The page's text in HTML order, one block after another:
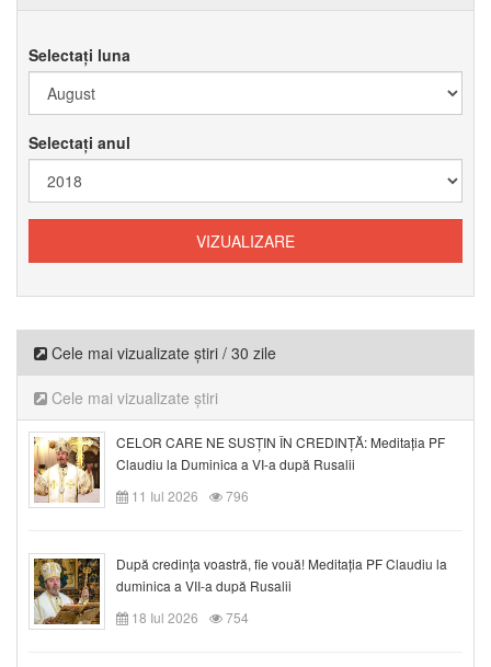
Selectați luna
Selectați anul
Cele mai vizualizate știri / 30 zile
Cele mai vizualizate știri
CELOR CARE NE SUSȚIN ÎN CREDINȚĂ: Meditația PF
Claudiu la Duminica a VI-a după Rusalii
11 Iul 2026
796
După credinţa voastră, fie vouă! Meditația PF Claudiu la
duminica a VII-a după Rusalii
18 Iul 2026
754